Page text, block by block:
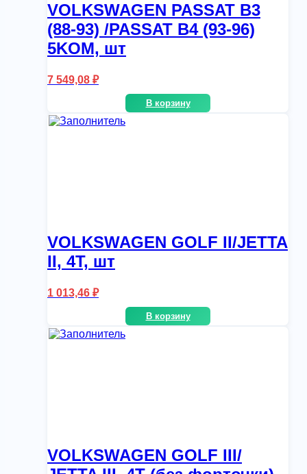
VOLKSWAGEN PASSAT B3
(88-93) /PASSAT B4 (93-96)
5KOM, шт
7 549,08 ₽
В корзину
VOLKSWAGEN GOLF II/JETTA
II, 4T, шт
1 013,46 ₽
В корзину
VOLKSWAGEN GOLF III/